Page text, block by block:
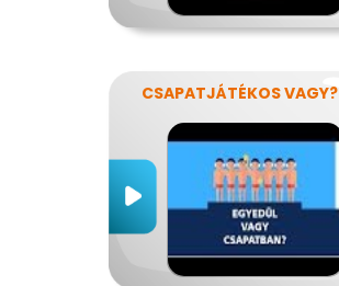
CSAPATJÁTÉKOS VAGY?